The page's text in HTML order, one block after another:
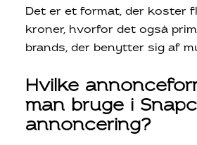
Det er et format, der koster
kroner, hvorfor det også
brands, der benytter sig af
Hvilke
man bruge i
annoncering?